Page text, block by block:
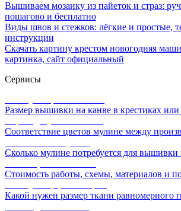
Вышиваем мозаику из пайеток и страз:
пошагово и бесплатно
Виды швов и стежков: лёгкие и простые,
инструкции
Скачать картину крестом новогодняя
картинка, сайт официальный
Сервисы
Размер вышивки на канве в крестиках или
Соответствие цветов мулине между
Сколько мулине потребуется для вышивки
Стоимость работы, схемы, материалов и
Какой нужен размер ткани равномерного